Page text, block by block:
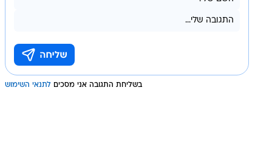
בשליחת התגובה אני מסכים לתנאי השימוש